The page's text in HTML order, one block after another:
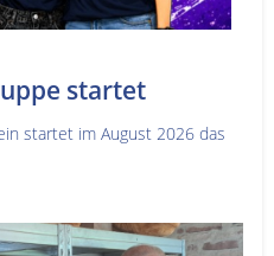
startet
startet im August 2026 das